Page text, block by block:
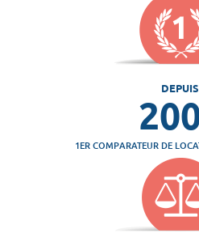
DEPUIS
1ER COMPARATEUR DE